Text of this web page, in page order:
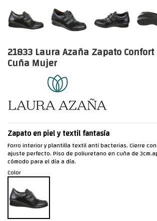
21833 Laura Azaña Zapato
Cuña Mujer
Zapato en piel y textil fantasía
Forro interior y plantilla textil anti bacterias. Cierre
ajuste perfecto. Piso de poliuretano en cuña de
cómodo para el día a día.
Color